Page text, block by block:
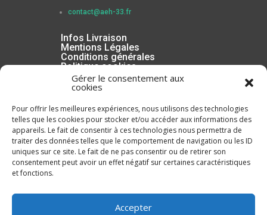
Gérer le consentement aux
cookies
Pour offrir les meilleures expériences, nous utilisons des technologies
telles que les cookies pour stocker et/ou accéder aux informations des
appareils. Le fait de consentir à ces technologies nous permettra de
traiter des données telles que le comportement de navigation ou les ID
uniques sur ce site. Le fait de ne pas consentir ou de retirer son
consentement peut avoir un effet négatif sur certaines caractéristiques
et fonctions.
Accepter
contact@aeh-33.fr
Infos Livraison
Mentions Légales
Conditions générales
Politique cookies